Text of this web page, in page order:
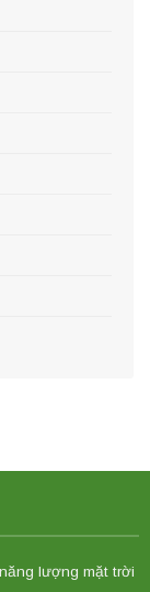
lượng mặt trời